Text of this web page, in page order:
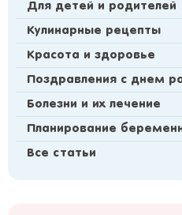
Для детей и родителей
Кулинарные рецепты
Красота и здоровье
Поздравления с днем
Болезни и их лечение
Планирование
Все статьи